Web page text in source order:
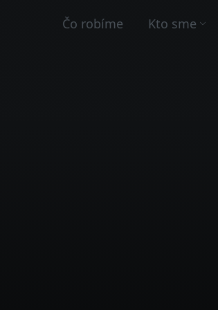
Čo robíme Kto sme